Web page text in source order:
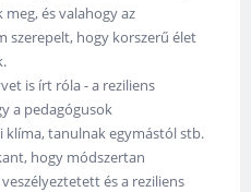
és valahogy az
szerepelt, hogy korszerű élet
is írt róla - a reziliens
a pedagógusok
tanulnak egymástól stb.
hogy módszertan
és a reziliens